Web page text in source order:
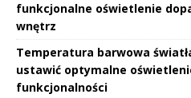
funkcjonalne oświetlenie
wnętrz
Temperatura barwowa
ustawić optymalne
funkcjonalności